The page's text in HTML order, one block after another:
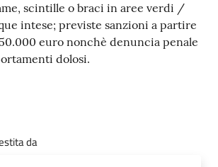
scintille o braci in aree verdi /
intese; previste sanzioni a partire
euro nonchè denuncia penale
dolosi.
da